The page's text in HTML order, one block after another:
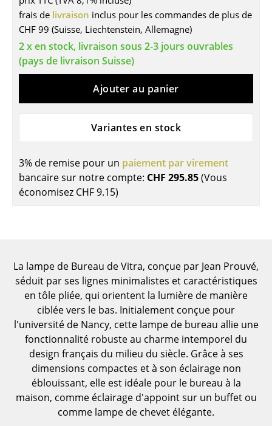
Tables
Tables de repas
Tables d’appoint
Bureaux & Secrétaires
Tables de conférence et Pupitres
Tables hautes & Pupitres
Chariots & Dessertes
Pièces détachées
... voir toutes les tables
Rangements
Étagères & Armoires
Bibliothèques
Étagères murales
frais de livraison inclus pour les commandes de plus de
CHF 99 (Suisse, Liechtenstein, Allemagne)
2 x en stock, livraison sous 2-3 jours ouvrables
(pays de livraison Suisse)
Ajouter au panier
Variantes en stock
3% de remise pour un paiement par virement
bancaire sur notre compte: CHF 295.85(Vous
économisez CHF 9.15)
La lampe de Bureau de Vitra, conçue par Jean Prouvé,
séduit par ses lignes minimalistes et caractéristiques
en tôle pliée, qui orientent la lumière de manière
ciblée vers le bas. Initialement conçue pour
l'université de Nancy, cette lampe de bureau allie une
fonctionnalité robuste au charme intemporel du
design français du milieu du siècle. Grâce à ses
dimensions compactes et à son éclairage non
éblouissant, elle est idéale pour le bureau à la
maison, comme éclairage d'appoint sur un buffet ou
comme lampe de chevet élégante.